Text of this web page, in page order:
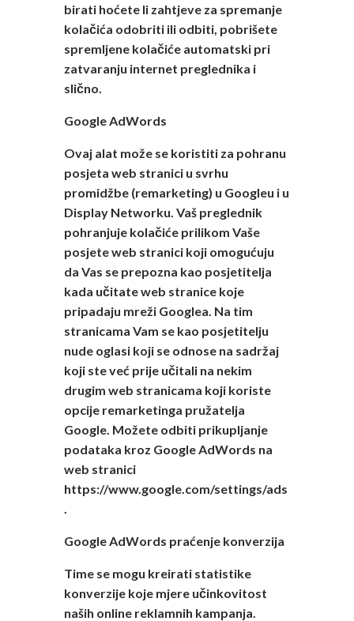
birati hoćete li zahtjeve za spremanje
kolačića odobriti ili odbiti, pobrišete
spremljene kolačiće automatski pri
zatvaranju internet preglednika i
slično.
Google AdWords
Ovaj alat može se koristiti za pohranu
posjeta web stranici u svrhu
promidžbe (remarketing) u Googleu i u
Display Networku. Vaš preglednik
pohranjuje kolačiće prilikom Vaše
posjete web stranici koji omogućuju
da Vas se prepozna kao posjetitelja
kada učitate web stranice koje
pripadaju mreži Googlea. Na tim
stranicama Vam se kao posjetitelju
nude oglasi koji se odnose na sadržaj
koji ste već prije učitali na nekim
drugim web stranicama koji koriste
opcije remarketinga pružatelja
Google. Možete odbiti prikupljanje
podataka kroz Google AdWords na
web stranici
https://www.google.com/settings/ads
.
Google AdWords praćenje konverzija
Time se mogu kreirati statistike
konverzije koje mjere učinkovitost
naših online reklamnih kampanja.